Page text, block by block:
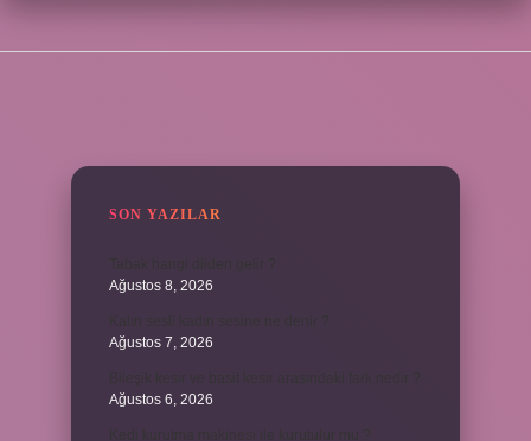
SON YAZILAR
Ağustos 8, 2026
Ağustos 7, 2026
Ağustos 6, 2026